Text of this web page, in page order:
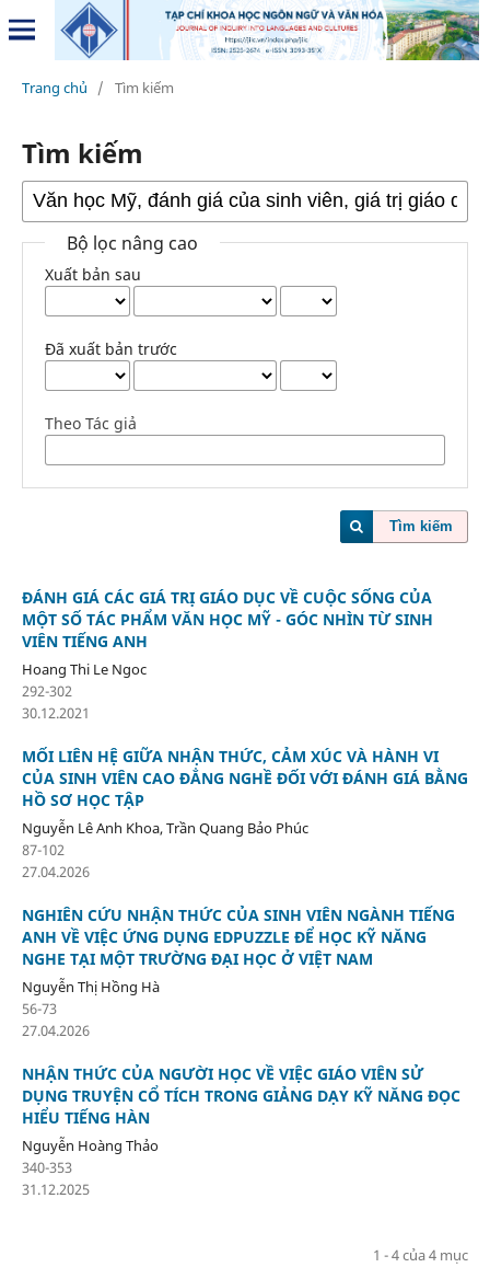
Trang chủ / Tìm kiếm
Tìm kiếm
Bộ lọc nâng cao
Xuất bản sau
Đã xuất bản trước
Theo Tác giả
Tìm kiếm
ĐÁNH GIÁ CÁC GIÁ TRỊ GIÁO DỤC VỀ CUỘC SỐNG CỦA
MỘT SỐ TÁC PHẨM VĂN HỌC MỸ - GÓC NHÌN TỪ SINH
VIÊN TIẾNG ANH
Hoang Thi Le Ngoc
292-302
30.12.2021
MỐI LIÊN HỆ GIỮA NHẬN THỨC, CẢM XÚC VÀ HÀNH VI
CỦA SINH VIÊN CAO ĐẲNG NGHỀ ĐỐI VỚI ĐÁNH GIÁ BẰNG
HỒ SƠ HỌC TẬP
Nguyễn Lê Anh Khoa, Trần Quang Bảo Phúc
87-102
27.04.2026
NGHIÊN CỨU NHẬN THỨC CỦA SINH VIÊN NGÀNH TIẾNG
ANH VỀ VIỆC ỨNG DỤNG EDPUZZLE ĐỂ HỌC KỸ NĂNG
NGHE TẠI MỘT TRƯỜNG ĐẠI HỌC Ở VIỆT NAM
Nguyễn Thị Hồng Hà
56-73
27.04.2026
NHẬN THỨC CỦA NGƯỜI HỌC VỀ VIỆC GIÁO VIÊN SỬ
DỤNG TRUYỆN CỔ TÍCH TRONG GIẢNG DẠY KỸ NĂNG ĐỌC
HIỂU TIẾNG HÀN
Nguyễn Hoàng Thảo
340-353
31.12.2025
1 - 4 của 4 mục